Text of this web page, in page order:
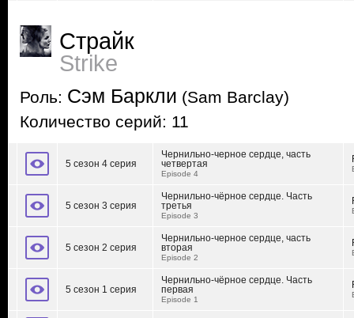
Страйк
Strike
Роль: Сэм Баркли (Sam Barclay)
Количество серий: 11
5 сезон 4 серия
Чернильно-черное сердце, часть
четвертая
Episode 4
5 сезон 3 серия
Чернильно-чёрное сердце. Часть
третья
Episode 3
5 сезон 2 серия
Чернильно-черное сердце, часть
вторая
Episode 2
5 сезон 1 серия
Чернильно-чёрное сердце. Часть
первая
Episode 1